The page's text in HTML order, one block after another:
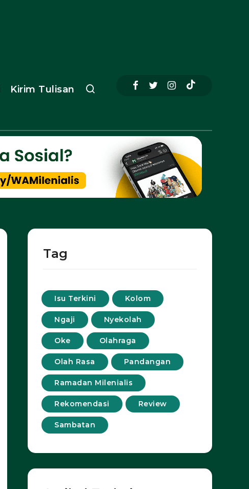
Kirim Tulisan
Tag
Isu Terkini Kolom
Ngaji Nyekolah
Oke Olahraga
Olah Rasa Pandangan
Ramadan Milenialis
Rekomendasi Review
Sambatan